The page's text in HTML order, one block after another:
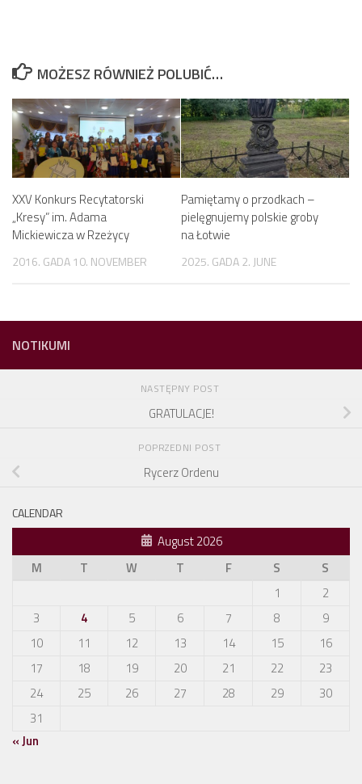
MOŻESZ RÓWNIEŻ POLUBIĆ…
XXV Konkurs Recytatorski
„Kresy” im. Adama
Mickiewicza w Rzeżycy
2016. GADA 10. NOVEMBER
Pamiętamy o przodkach –
pielęgnujemy polskie groby
na Łotwie
2025. GADA 2. JUNE
NOTIKUMI
NASTĘPNY POST
GRATULACJE!
POPRZEDNI POST
Rycerz Ordenu
CALENDAR
August 2026
M
T W T F S
S
1
2
3
4 5 6 7 8
9
10
11 12 13 14 15
16
17
18 19 20 21 22
23
24
25 26 27 28 29
30
31
« Jun